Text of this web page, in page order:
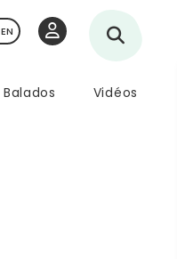
Balados Vidéos
EN